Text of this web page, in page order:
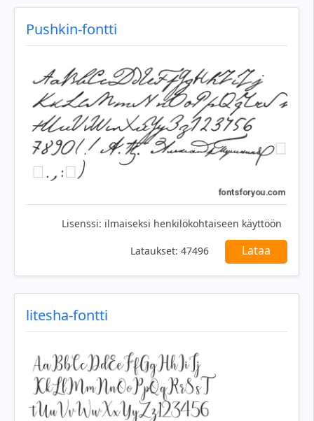
Pushkin-fontti
Lisenssi: ilmaiseksi henkilökohtaiseen käyttöön
Lataukset: 47496 Lataa
litesha-fontti